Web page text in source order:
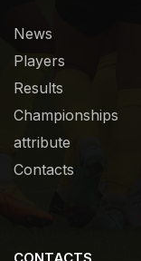
News
Players
Results
Championships
attribute
Contacts
CONTACTS